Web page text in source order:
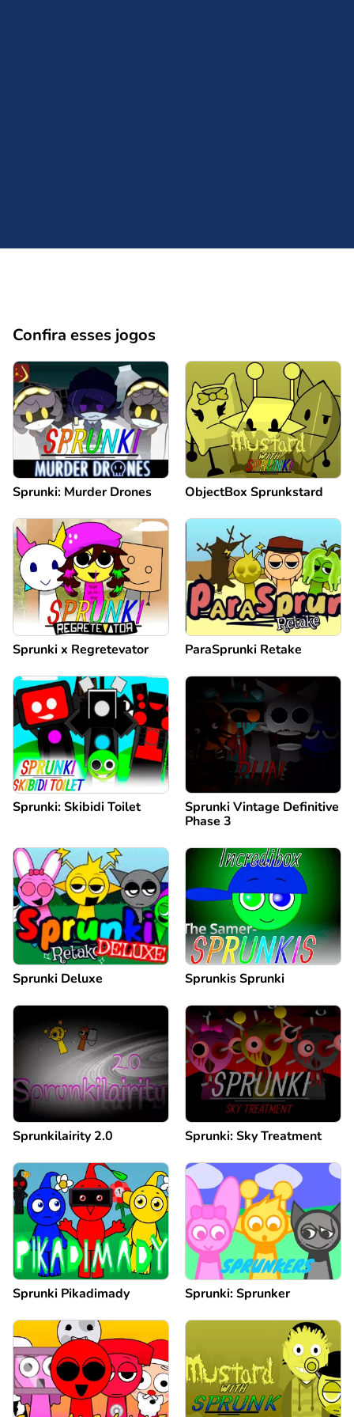
Confira esses jogos
Sprunki: Murder Drones ObjectBox Sprunkstard
Sprunki x Regretevator ParaSprunki Retake
Sprunki: Skibidi Toilet
Sprunki Vintage Definitive
Phase 3
Sprunki Deluxe Sprunkis Sprunki
Sprunkilairity 2.0 Sprunki: Sky Treatment
Sprunki Pikadimady Sprunki: Sprunker